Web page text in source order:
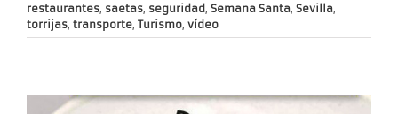
restaurantes, saetas, seguridad , Semana Santa, Sevilla,
torrijas, transporte, Turismo, vídeo